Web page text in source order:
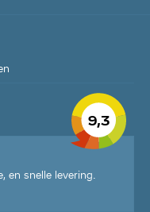
9,3
en snelle levering.